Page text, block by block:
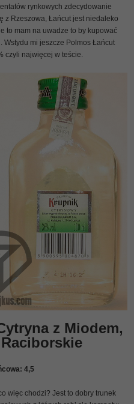
rynkowych zdecydowanie
z Rzeszowa, Łańcut jest niedaleko
to mam na uwadze to by kupować
mi jeszcze Polmos Łańcut
czyli najwięcej w teście.
z Miodem,
4,5
więc chodzi? Jest to dobry trunek